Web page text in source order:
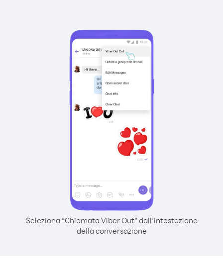
Seleziona “Chiamata Viber Out” dall’intestazione
della conversazione